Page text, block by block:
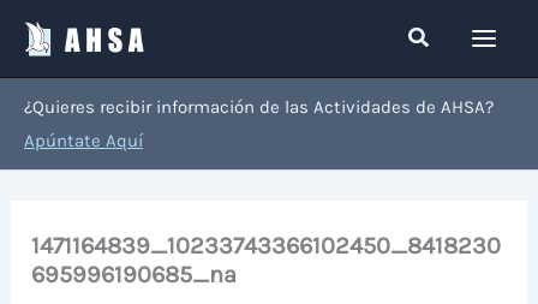
contenido
Buscar
¿Quieres recibir información de las Actividades de AHSA?
Apúntate Aquí
1471164839_10233743366102450_8418230
695996190685_na